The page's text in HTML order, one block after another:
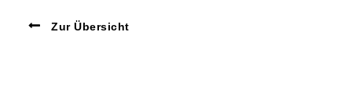
Zur Übersicht